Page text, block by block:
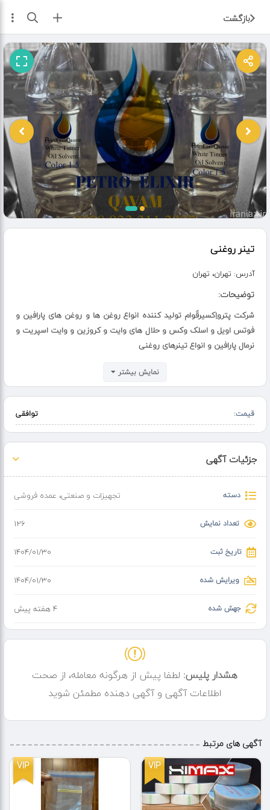
بازگشت ثبت آگهی
تینر روغنی
آدرس: تهران، تهران
توضیحات:
شرکت پترواِکسیرقَوام تولید کننده انواع روغن ها و روغن های پارافین و
فوتس اویل و اسلک وکس و حلال های وایت و کروزین و وایت اسپریت و
نرمال پارافین و انواع تینرهای روغنی
Industrial tinner oil
اپ و یا شماره تماس درون آگهی در ارتباط باشید.
کارشناس و مشاور بازرگانی تاجیک
نمایش بیشتر
قیمت: توافقی
جزئیات آگهی
دسته تجهیزات و صنعتی، عمده فروشی
تعداد نمایش 126
تاریخ ثبت ۱۴۰۴/۰۱/۳۰
ویرایش شده ۱۴۰۴/۰۱/۳۰
جهش شده 4 هفته پیش
هشدار پلیس: لطفا پیش از هرگونه معامله، از صحت
اطلاعات آگهی و آگهی دهنده مطمئن شوید
آگهی های مرتبط
VIP
VIP